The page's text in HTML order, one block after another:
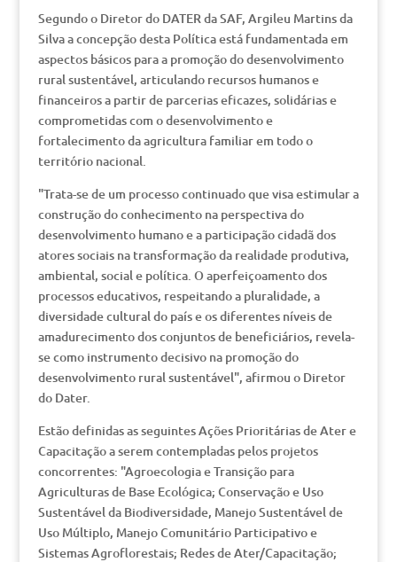
Segundo o Diretor do DATER da SAF, Argileu Martins da
Silva a concepção desta Política está fundamentada em
aspectos básicos para a promoção do desenvolvimento
rural sustentável, articulando recursos humanos e
financeiros a partir de parcerias eficazes, solidárias e
comprometidas com o desenvolvimento e
fortalecimento da agricultura familiar em todo o
território nacional.
"Trata-se de um processo continuado que visa estimular a
construção do conhecimento na perspectiva do
desenvolvimento humano e a participação cidadã dos
atores sociais na transformação da realidade produtiva,
ambiental, social e política. O aperfeiçoamento dos
processos educativos, respeitando a pluralidade, a
diversidade cultural do país e os diferentes níveis de
amadurecimento dos conjuntos de beneficiários, revela-
se como instrumento decisivo na promoção do
desenvolvimento rural sustentável", afirmou o Diretor
do Dater.
Estão definidas as seguintes Ações Prioritárias de Ater e
Capacitação a serem contempladas pelos projetos
concorrentes: "Agroecologia e Transição para
Agriculturas de Base Ecológica; Conservação e Uso
Sustentável da Biodiversidade, Manejo Sustentável de
Uso Múltiplo, Manejo Comunitário Participativo e
Sistemas Agroflorestais; Redes de Ater/Capacitação;